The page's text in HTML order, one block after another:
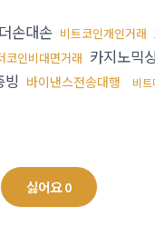
손대손 비트코인개인거래
코인비대면거래 카지노믹싱
바이낸스전송대행 비트
싫어요0